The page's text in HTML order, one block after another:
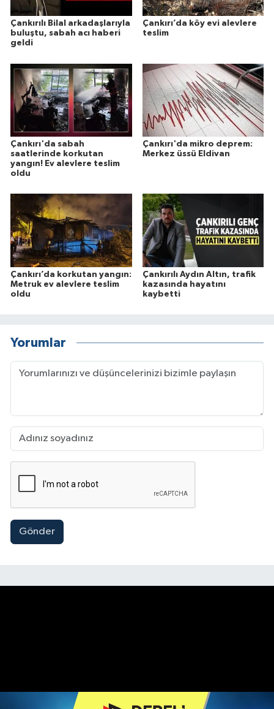
Çankırılı Bilal arkadaşlarıyla
buluştu, sabah acı haberi
geldi
Çankırı’da köy evi alevlere
teslim
Çankırı'da sabah
saatlerinde korkutan
yangın! Ev alevlere teslim
oldu
Çankırı'da mikro deprem:
Merkez üssü Eldivan
Çankırı’da korkutan yangın:
Metruk ev alevlere teslim
oldu
Çankırılı Aydın Altın, trafik
kazasında hayatını
kaybetti
Yorumlar
Gönder